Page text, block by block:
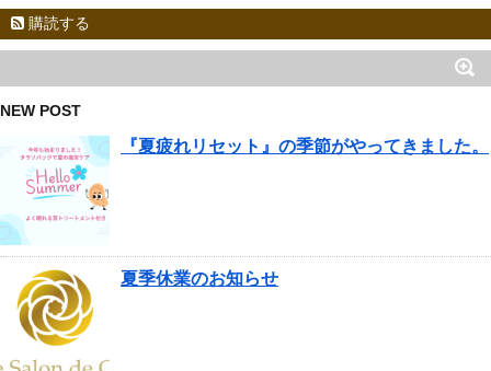
購読する
NEW POST
『夏疲れリセット』の季節がやってきました。
夏季休業のお知らせ